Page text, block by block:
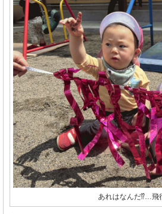
あれはなんだ⁉️…飛